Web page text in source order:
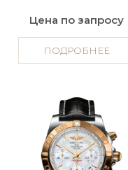
Цена по запросу
ПОДРОБНЕЕ